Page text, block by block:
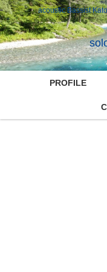
acoustic Bassist
PROFILE